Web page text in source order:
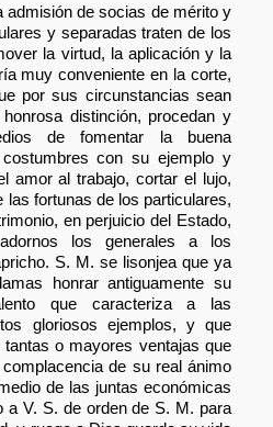
admisión de socias de mérito y
y separadas traten de los
la virtud, la aplicación y la
muy conveniente en la corte,
por sus circunstancias sean
distinción, procedan y
de fomentar la buena
con su ejemplo y
amor al trabajo, cortar el lujo,
las fortunas de los particulares,
en perjuicio del Estado,
los generales a los
S. M. se lisonjea que ya
honrar antiguamente su
que caracteriza a las
gloriosos ejemplos, y que
o mayores ventajas que
de su real ánimo
de las juntas económicas
a V. S. de orden de S. M. para